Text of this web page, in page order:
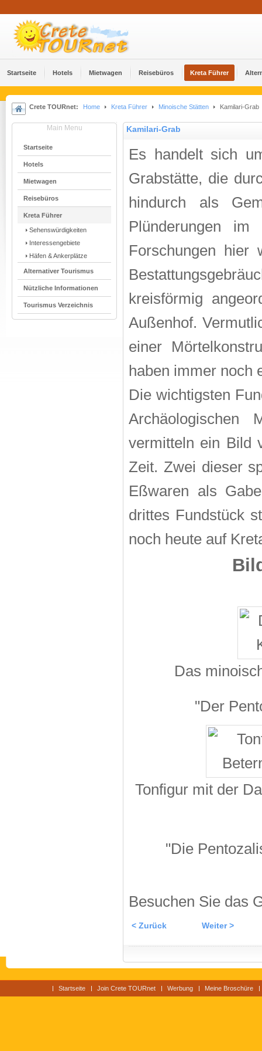
Startseite Hotels Mietwagen Reisebüros Kreta Führer
Crete TOURnet: Home Kreta Führer Minoische Stätten Kamilari-Grab
Main Menu
Startseite
Hotels
Mietwagen
Reisebüros
Kreta Führer
Sehenswürdigkeiten
Interessengebiete
Häfen & Ankerplätze
Alternativer Tourismus
Nützliche Informationen
Tourismus Verzeichnis
Kamilari-Grab
Es handelt sich
Grabstätte, die
hindurch als
Plünderungen im
Forschungen hier
kreisförmig
Außenhof.
einer
haben immer noch
Die wichtigsten
vermitteln ein Bild
Zeit. Zwei dieser
Eßwaren als
drittes Fundstück
noch heute auf
Das
"Der
Tonfigur mit der
"Die
Besuchen Sie das
< Zurück Weiter >
Startseite Join Crete TOURnet Werbung Meine Broschüre